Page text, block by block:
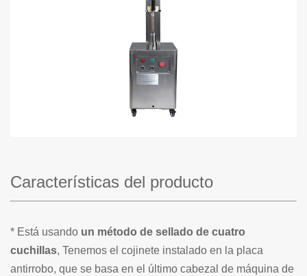
Características del producto
* Está usando un método de sellado de cuatro
cuchillas, Tenemos el cojinete instalado en la placa
antirrobo, que se basa en el último cabezal de máquina de